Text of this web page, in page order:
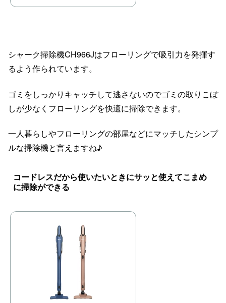
シャーク掃除機CH966Jはフローリングで吸引力を発揮す
るよう作られています。
ゴミをしっかりキャッチして逃さないのでゴミの取りこぼ
しが少なくフローリングを快適に掃除できます。
一人暮らしやフローリングの部屋などにマッチしたシンプ
ルな掃除機と言えますね♪
コードレスだから使いたいときにサッと使えてこまめ
に掃除ができる